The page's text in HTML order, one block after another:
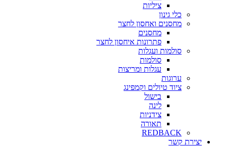
ציליות
כלי גינון
מחסנים ואחסון לחצר
מחסנים
פתרונות איחסון לחצר
סולמות ועגלות
סולמות
עגלות ומריצות
ערוגות
ציוד טיולים וקמפינג
בישול
לינה
צידניות
תאורה
REDBACK
יצירת קשר